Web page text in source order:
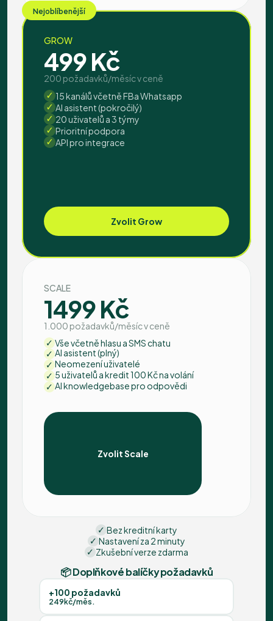
GROW
499 Kč
200 požadavků/měsíc v ceně
15 kanálů včetně FBa Whatsapp
AI asistent (pokročilý)
20 uživatelů a 3 týmy
Prioritní podpora
API pro integrace
Zvolit Grow
Nejoblíbenější
SCALE
1499 Kč
1.000 požadavků/měsíc v ceně
Vše včetně hlasu a SMS chatu
AI asistent (plný)
Neomezení uživatelé
5 uživatelů a kredit 100 Kč na volání
AI knowledgebase pro odpovědi
Zvolit Scale
Bez kreditní karty
Nastavení za 2 minuty
Zkušební verze zdarma
📦 Doplňkové balíčky požadavků
+100 požadavků
249kč/měs.